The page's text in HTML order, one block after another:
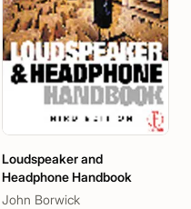
Loudspeaker and
Headphone Handbook
John Borwick